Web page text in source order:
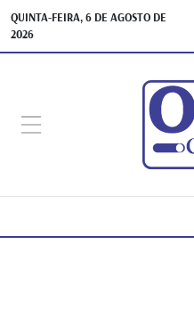
QUINTA-FEIRA, 6 DE AGOSTO DE
2026